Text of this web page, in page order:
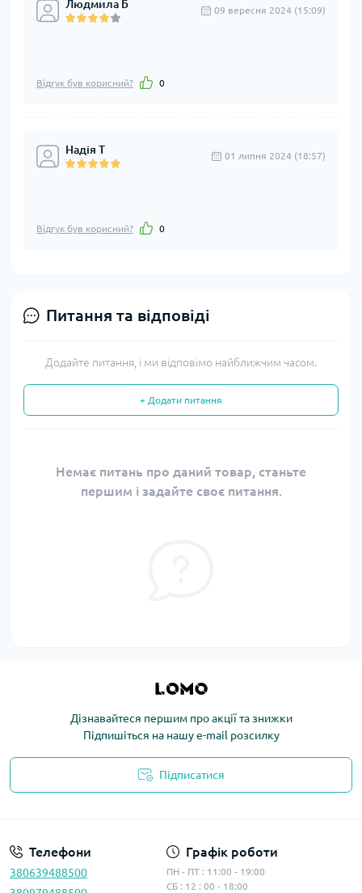
Людмила Б 09 вересня 2024 (15:09)
Відгук був корисний? 0
Надія Т 01 липня 2024 (18:57)
Відгук був корисний? 0
Питання та відповіді
Додайте питання, і ми відповімо найближчим часом.
+ Додати питання
Немає питань про даний товар, станьте
першим і задайте своє питання.
Дізнавайтеся першим про акції та знижки
Підпишіться на нашу e-mail розсилку
Підписатися
Телефони
380639488500
Графік роботи
ПН - ПТ : 11:00 - 19:00
СБ : 12 : 00 - 18:00